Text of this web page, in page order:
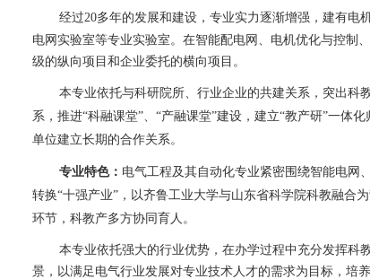
经过20多年的发展和建设，专业实力逐渐增强，建有电
电网实验室等专业实验室。在智能配电网、电机优化与控制
级的纵向项目和企业委托的横向项目。
本专业依托与科研院所、行业企业的共建关系，突出科
系，推进“科融课堂”、“产融课堂”建设，建立“教产研”一体
单位建立长期的合作关系。
专业特色： 电气工程及其自动化专业紧密围绕智能电网
转换“十强产业”，以齐鲁工业大学与山东省科学院科教融合
环节，科教产多方协同育人。
本专业依托强大的行业优势，在办学过程中充分发挥科
景，以满足电气行业发展对专业技术人才的需求为目标，培